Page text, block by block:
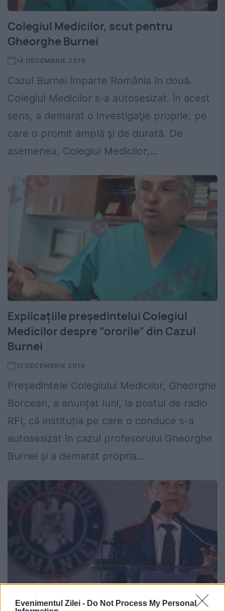
Evenimentul Zilei - Do Not Process My Personal
Colegiul Medicilor, scut pentru
Gheorghe Burnei
14 DECEMBRIE 2016
Cazul Burnei împarte România în două.
Colegiul Medicilor s-a autosesizat. În acest
sens, a demarat o investigaţie proprie, pe
care o promit amplă şi de durată. De
asemenea, Colegiul Medicilor,...
Explicațiile președintelui Colegiul
Medicilor despre ”ororile” din Cazul
Burnei
13 DECEMBRIE 2016
Președintele Colegiului Medicilor, Gheorghe
Borcean, a anunțat luni, la postul de radio
RFI, că instituția pe care o conduce s-a
autosesizat în cazul profesorului Gheorghe
Burnei și a demarat propria...